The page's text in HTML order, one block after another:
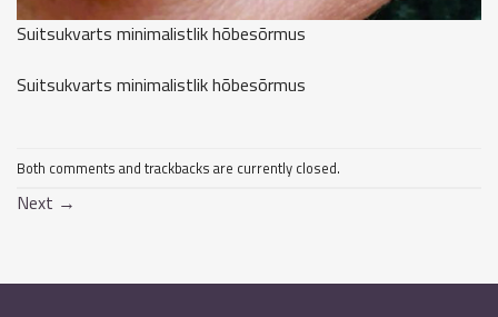
Suitsukvarts minimalistlik hõbesõrmus
Suitsukvarts minimalistlik hõbesõrmus
Both comments and trackbacks are currently closed.
Next →